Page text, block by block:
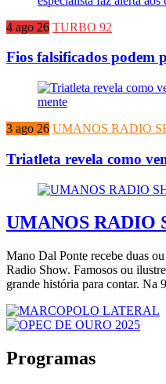
4 ago 26 TURBO 92
Fios falsificados podem
3 ago 26 UMANOS RADIO
Triatleta revela como
UMANOS RADIO
Mano Dal Ponte recebe duas
Radio Show. Famosos ou
grande história para contar.
Programas